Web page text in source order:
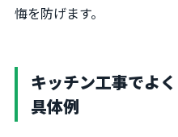
悔を防げます。
キッチン工事でよ
具体例